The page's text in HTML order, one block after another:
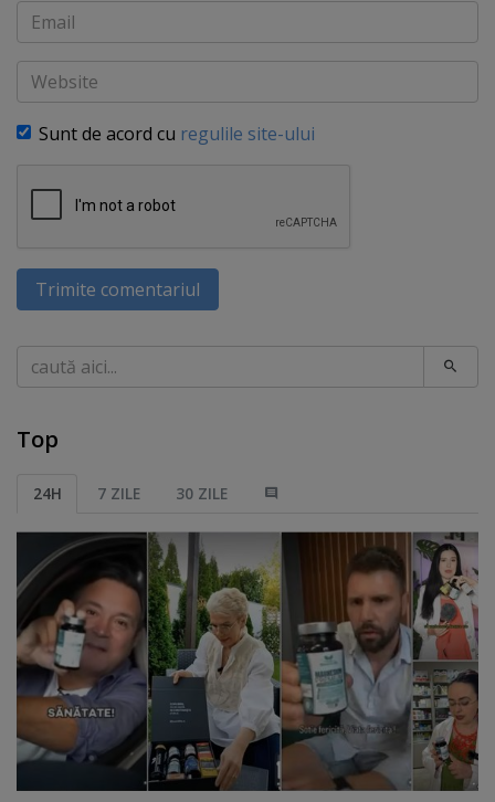
Email
Website
Sunt de acord cu regulile site-ului
Trimite comentariul
Caută
Top
24H 7 ZILE 30 ZILE